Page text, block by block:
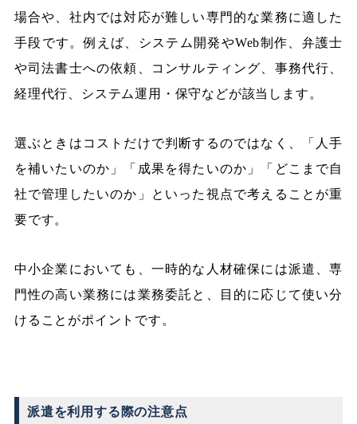
場合や、社内では対応が難しい専門的な業務に適した
手段です。例えば、システム開発やWeb制作、弁護士
や司法書士への依頼、コンサルティング、事務代行、
経理代行、システム運用・保守などが該当します。
選ぶときはコストだけで判断するのではなく、「人手
を補いたいのか」「成果を得たいのか」「どこまで自
社で管理したいのか」といった視点で考えることが重
要です。
中小企業においても、一時的な人材確保には派遣、専
門性の高い業務には業務委託と、目的に応じて使い分
けることがポイントです。
派遣を利用する際の注意点